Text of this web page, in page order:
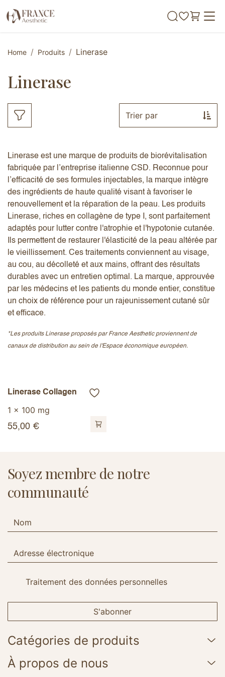
Home Produits Linerase
Linerase
Trier par
Linerase est une marque de produits de biorévitalisation
fabriquée par l’entreprise italienne CSD. Reconnue pour
l’efficacité de ses formules injectables, la marque intègre
des ingrédients de haute qualité visant à favoriser le
renouvellement et la réparation de la peau. Les produits
Linerase, riches en collagène de type I, sont parfaitement
adaptés pour lutter contre l'atrophie et l'hypotonie cutanée.
Ils permettent de restaurer l'élasticité de la peau altérée par
le vieillissement. Ces traitements conviennent au visage,
au cou, au décolleté et aux mains, offrant des résultats
durables avec un entretien optimal. La marque, approuvée
par les médecins et les patients du monde entier, constitue
un choix de référence pour un rajeunissement cutané sûr
et efficace.
*Les produits Linerase proposés par France Aesthetic proviennent de
canaux de distribution au sein de l'Espace économique européen.
Linerase Collagen
1 x 100 mg
55,00 €
Soyez membre de notre
communauté
Traitement des données personnelles
S'abonner
Catégories de produits
À propos de nous